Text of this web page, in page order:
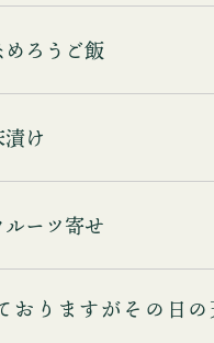
めろうご飯
漬け
ルーツ寄せ
りますがその日の